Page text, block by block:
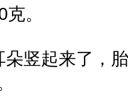
。
起来了，胎